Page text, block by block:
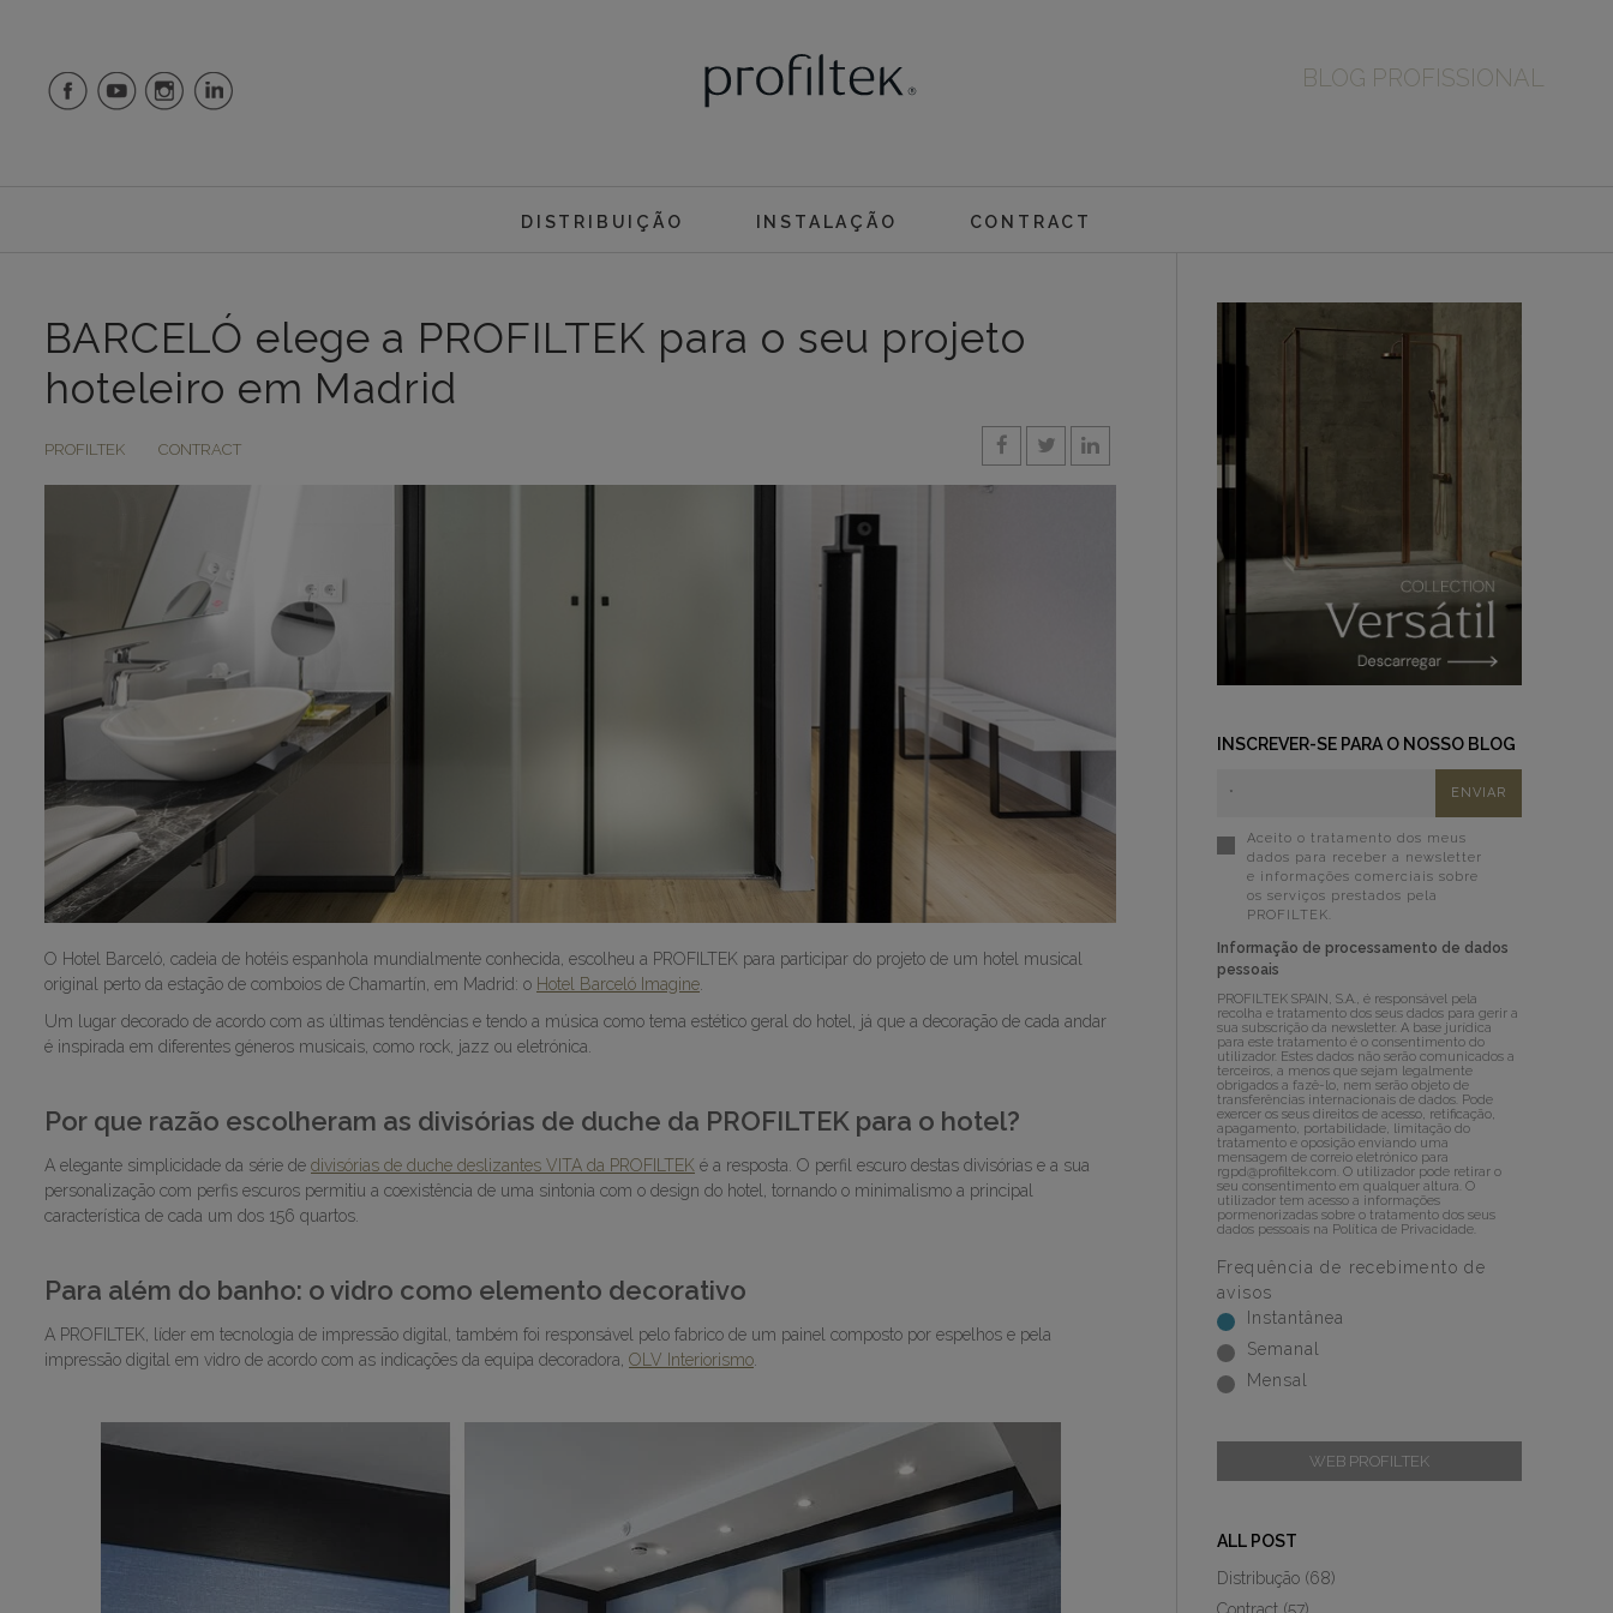
BLOG PROFISSIONAL
DISTRIBUIÇÃO INSTALAÇÃO CONTRACT
BARCELÓ elege a PROFILTEK para o seu projeto
hoteleiro em Madrid
PROFILTEK CONTRACT
O Hotel Barceló, cadeia de hotéis espanhola mundialmente conhecida, escolheu a PROFILTEK para participar do projeto de um hotel musical
original perto da estação de comboios de Chamartín, em Madrid: o Hotel Barceló Imagine.
Um lugar decorado de acordo com as últimas tendências e tendo a música como tema estético geral do hotel, já que a decoração de cada andar
é inspirada em diferentes géneros musicais, como rock, jazz ou eletrónica.
Por que razão escolheram as divisórias de duche da PROFILTEK para o hotel?
A elegante simplicidade da série de divisórias de duche deslizantes VITA da PROFILTEK é a resposta. O perfil escuro destas divisórias e a sua
personalização com perfis escuros permitiu a coexistência de uma sintonia com o design do hotel, tornando o minimalismo a principal
característica de cada um dos 156 quartos.
Para além do banho: o vidro como elemento decorativo
A PROFILTEK, líder em tecnologia de impressão digital, também foi responsável pelo fabrico de um painel composto por espelhos e pela
impressão digital em vidro de acordo com as indicações da equipa decoradora, OLV Interiorismo.
INSCREVER-SE PARA O NOSSO BLOG
Aceito o tratamento dos meus
dados para receber a newsletter
e informações comerciais sobre
os serviços prestados pela
PROFILTEK.
Informação de processamento de dados
pessoais
PROFILTEK SPAIN, S.A., é responsável pela
recolha e tratamento dos seus dados para gerir a
sua subscrição da newsletter. A base jurídica
para este tratamento é o consentimento do
utilizador. Estes dados não serão comunicados a
terceiros, a menos que sejam legalmente
obrigados a fazê-lo, nem serão objeto de
transferências internacionais de dados. Pode
exercer os seus direitos de acesso, retificação,
apagamento, portabilidade, limitação do
tratamento e oposição enviando uma
mensagem de correio eletrónico para
rgpd@profiltek.com . O utilizador pode retirar o
seu consentimento em qualquer altura. O
utilizador tem acesso a informações
pormenorizadas sobre o tratamento dos seus
dados pessoais na Política de Privacidade.
Frequência de recebimento de
avisos
Instantânea
Semanal
Mensal
WEB PROFILTEK
ALL POST
Distribução (68)